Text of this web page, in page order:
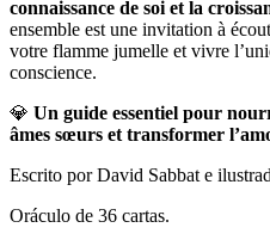
connaissance de soi et la
ensemble est une invitation à
votre flamme jumelle et vivre
conscience.
💎 Un guide essentiel pour
âmes sœurs et transformer
Escrito por David Sabbat e
Oráculo de 36 cartas.